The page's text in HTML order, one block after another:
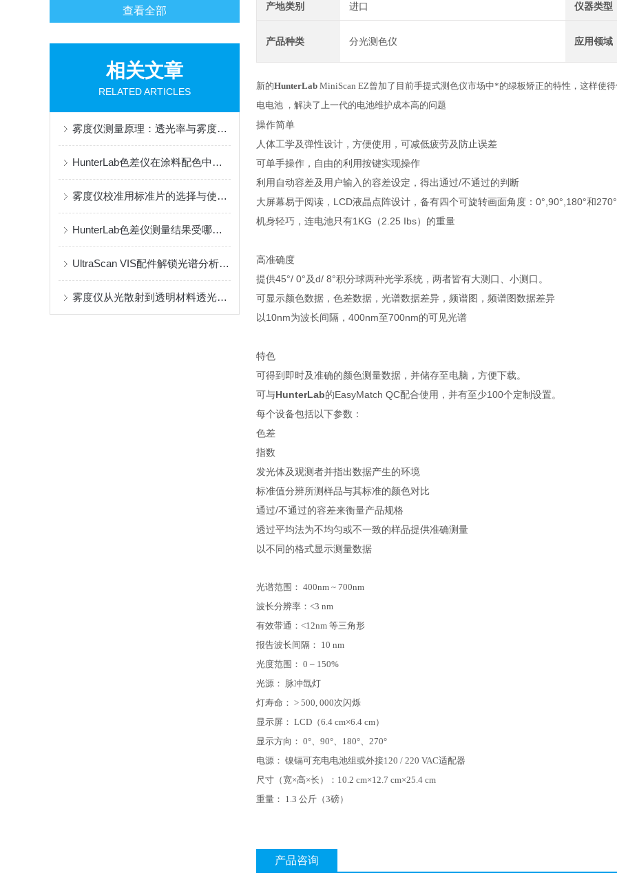
查看全部
相关文章
RELATED ARTICLES
雾度仪测量原理：透光率与雾度的关系
HunterLab色差仪在涂料配色中的实操应用
雾度仪校准用标准片的选择与使用规范
HunterLab色差仪测量结果受哪些因素影响？
UltraScan VIS配件解锁光谱分析的无限可能
雾度仪从光散射到透明材料透光质量的数字化解码
产地类别 进口 仪器类型
产品种类 分光测色仪 应用领域
新的HunterLab MiniScan EZ曾加了目前手提式测色仪市场中*的绿板矫正的特性，这样使
电电池 ，解决了上一代的电池维护成本高的问题
操作简单
人体工学及弹性设计，方便使用，可减低疲劳及防止误差
可单手操作，自由的利用按键实现操作
利用自动容差及用户输入的容差设定，得出通过/不通过的判断
大屏幕易于阅读，LCD液晶点阵设计，备有四个可旋转画面角度：0°,90°,180°和
机身轻巧，连电池只有1KG（2.25 Ibs）的重量
高准确度
提供45°/ 0°及d/ 8°积分球两种光学系统，两者皆有大测口、小测口。
可显示颜色数据，色差数据，光谱数据差异，频谱图，频谱图数据差异
以10nm为波长间隔，400nm至700nm的可见光谱
特色
可得到即时及准确的颜色测量数据，并储存至电脑，方便下载。
可与HunterLab的EasyMatch QC配合使用，并有至少100个定制设置。
每个设备包括以下参数：
色差
指数
发光体及观测者并指出数据产生的环境
标准值分辨所测样品与其标准的颜色对比
通过/不通过的容差来衡量产品规格
透过平均法为不均匀或不一致的样品提供准确测量
以不同的格式显示测量数据
光谱范围： 400nm ~ 700nm
波长分辨率：<3 nm
有效带通：<12nm 等三角形
报告波长间隔： 10 nm
光度范围： 0 – 150%
光源： 脉冲氙灯
灯寿命： > 500, 000次闪烁
显示屏： LCD（6.4 cm×6.4 cm）
显示方向： 0°、90°、180°、270°
电源： 镍镉可充电电池组或外接120 / 220 VAC适配器
尺寸（宽×高×长）：10.2 cm×12.7 cm×25.4 cm
重量： 1.3 公斤（3磅）
产品咨询